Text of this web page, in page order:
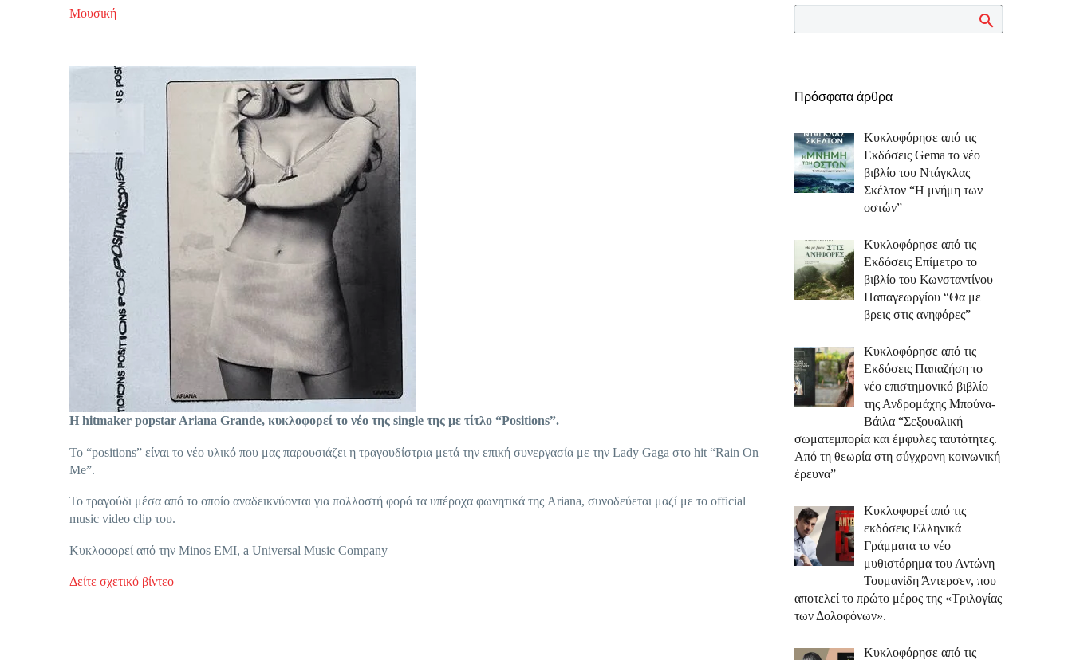
Μουσική
Η hitmaker popstar Ariana Grande, κυκλοφορεί το νέο της single της με τίτλο “Positions”.
Το “positions” είναι το νέο υλικό που μας παρουσιάζει η τραγουδίστρια μετά την επική συνεργασία με την Lady Gaga στο hit “Rain On
Me”.
Το τραγούδι μέσα από το οποίο αναδεικνύονται για πολλοστή φορά τα υπέροχα φωνητικά της Ariana, συνοδεύεται μαζί με το official
music video clip του.
Κυκλοφορεί από την Minos EMI, a Universal Music Company
Δείτε σχετικό βίντεο
Πρόσφατα άρθρα
Κυκλοφόρησε από τις
Εκδόσεις Gema το νέο
βιβλίο του Ντάγκλας
Σκέλτον “Η μνήμη των
οστών”
Κυκλοφόρησε από τις
Εκδόσεις Επίμετρο το
βιβλίο του Κωνσταντίνου
Παπαγεωργίου “Θα με
βρεις στις ανηφόρες”
Κυκλοφόρησε από τις
Εκδόσεις Παπαζήση το
νέο επιστημονικό βιβλίο
της Ανδρομάχης Μπούνα-
Βάιλα “Σεξουαλική
σωματεμπορία και έμφυλες ταυτότητες.
Από τη θεωρία στη σύγχρονη κοινωνική
έρευνα”
Κυκλοφορεί από τις
εκδόσεις Ελληνικά
Γράμματα το νέο
μυθιστόρημα του Αντώνη
Τουμανίδη Άντερσεν, που
αποτελεί το πρώτο μέρος της «Τριλογίας
των Δολοφόνων».
Κυκλοφόρησε από τις